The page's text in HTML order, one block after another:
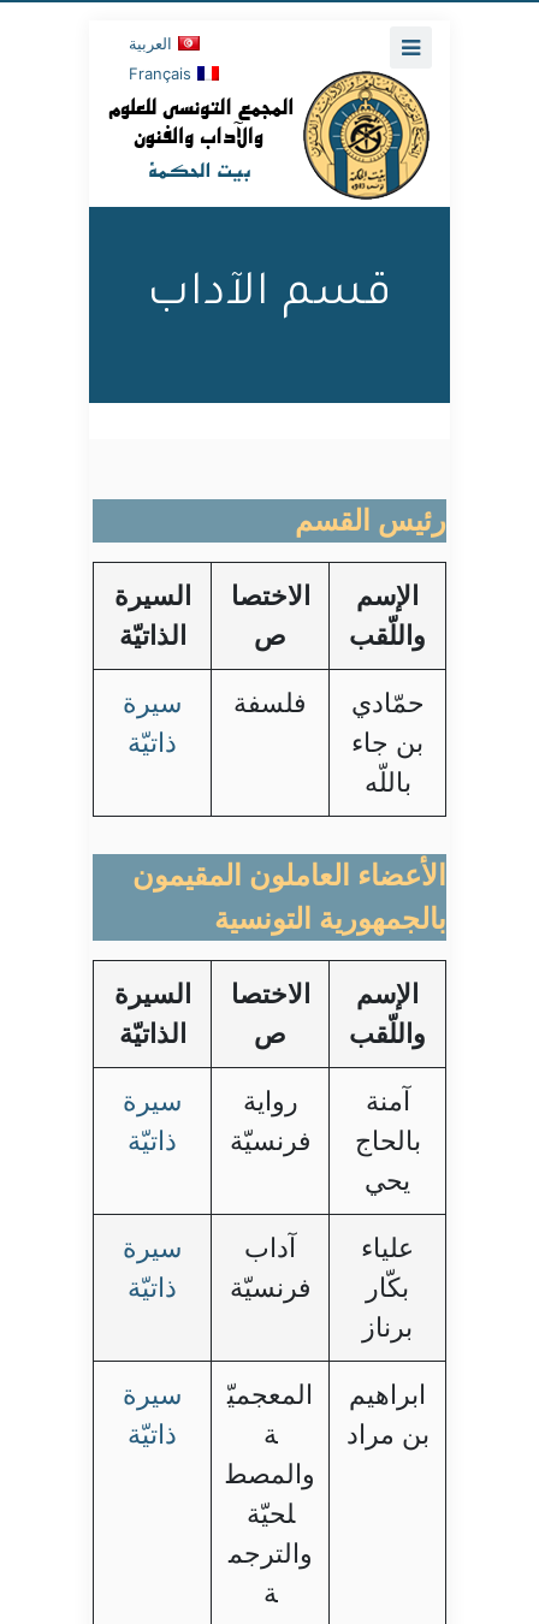
العربية
Français
قسم الآداب
رئيس القسم
الإسم
واللّقب
الاختصا
ص
السيرة
الذاتيّة
حمّادي
بن جاء
باللّه
فلسفة
سيرة
ذاتيّة
الأعضاء العاملون المقيمون
بالجمهورية التونسية
الإسم
واللّقب
الاختصا
ص
السيرة
الذاتيّة
آمنة
بالحاج
يحي
رواية
فرنسيّة
سيرة
ذاتيّة
علياء
بكّار
برناز
آداب
فرنسيّة
سيرة
ذاتيّة
ابراهيم
بن مراد
المعجميّ
ة
والمصط
لحيّة
والترجم
ة
سيرة
ذاتيّة